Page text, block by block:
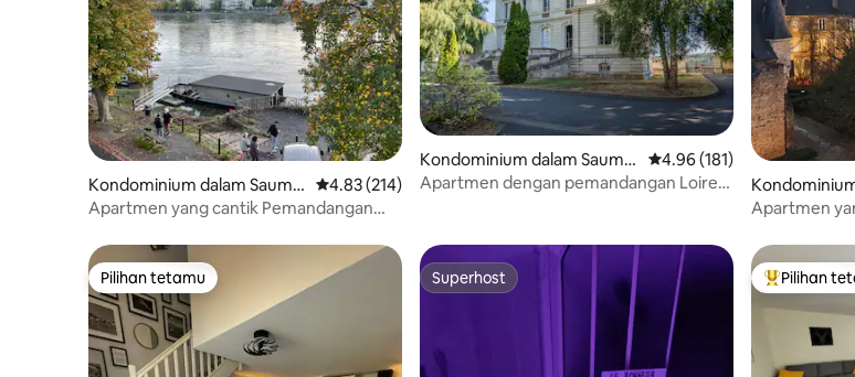
Kondominium dalam Saumu
r
Penarafan purata 4.83 daripada 5, 214 ulasan
4.83 (214)
Apartmen yang cantik Pemandangan
Kondominium dalam Saumu
r
Penarafan purata 4.96
4.96 (181)
Apartmen dengan pemandangan Loire
s
Apartmen
Pilihan tetamu
Pilihan tetamu Superhost
Superhost Pilihan
Pilihan